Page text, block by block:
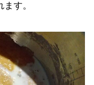
す。